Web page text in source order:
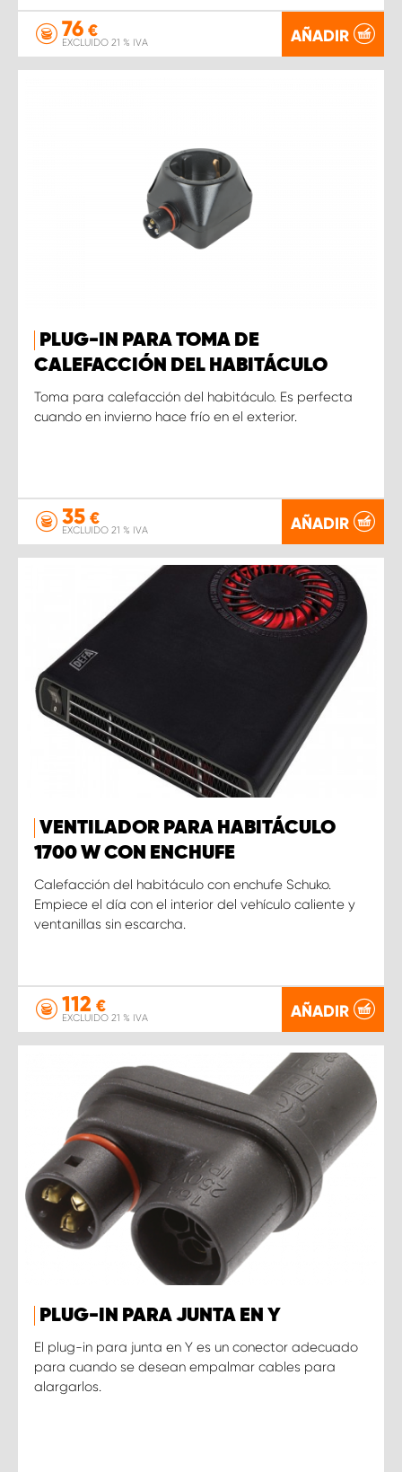
76 €
EXCLUIDO 21 % IVA AÑADIR
PLUG-IN PARA TOMA DE
CALEFACCIÓN DEL HABITÁCULO
Toma para calefacción del habitáculo. Es perfecta
cuando en invierno hace frío en el exterior.
35 €
EXCLUIDO 21 % IVA AÑADIR
VENTILADOR PARA HABITÁCULO
1700 W CON ENCHUFE
Calefacción del habitáculo con enchufe Schuko.
Empiece el día con el interior del vehículo caliente y
ventanillas sin escarcha.
112 €
EXCLUIDO 21 % IVA AÑADIR
PLUG-IN PARA JUNTA EN Y
El plug-in para junta en Y es un conector adecuado
para cuando se desean empalmar cables para
alargarlos.